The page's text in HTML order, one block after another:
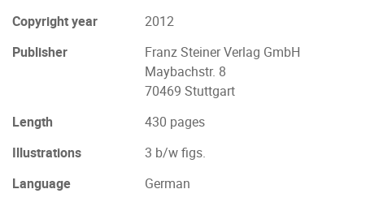
Copyright year
2012
Publisher
Franz Steiner Verlag GmbH
Maybachstr. 8
70469 Stuttgart
Length
430 pages
Illustrations
3 b/w figs.
Language
German